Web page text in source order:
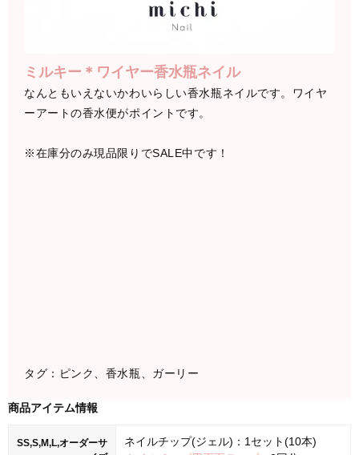
ミルキー＊ワイヤー香水瓶ネイル
なんともいえないかわいらしい香水瓶ネイルです。ワイヤ
ーアートの香水便がポイントです。
※在庫分のみ現品限りでSALE中です！
タグ：ピンク、香水瓶、ガーリー
商品アイテム情報
SS,S,M,L,オーダーサ
ネイルチップ(ジェル)：1セット(10本)